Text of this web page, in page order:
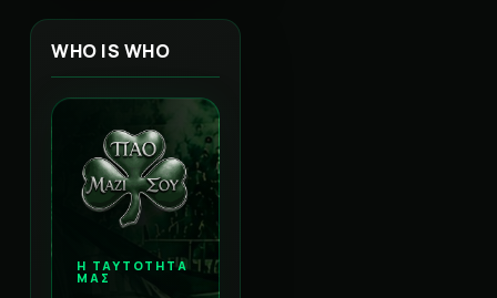
WHO IS WHO
Η ΤΑΥΤΟΤΗΤΑ
ΜΑΣ